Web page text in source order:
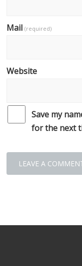
Mail(required)
Website
Save my
for the next